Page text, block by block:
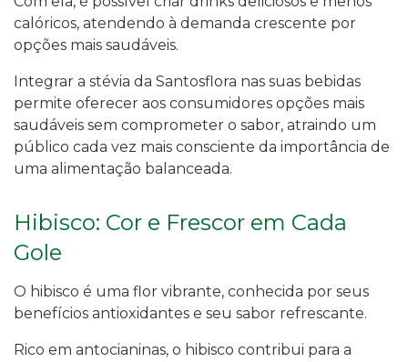
calóricos, atendendo à demanda crescente por
opções mais saudáveis.
Integrar a stévia da Santosflora nas suas bebidas
permite oferecer aos consumidores opções mais
saudáveis sem comprometer o sabor, atraindo um
público cada vez mais consciente da importância de
uma alimentação balanceada.
Hibisco: Cor e Frescor em Cada
Gole
O hibisco é uma flor vibrante, conhecida por seus
benefícios antioxidantes e seu sabor refrescante.
Rico em antocianinas, o hibisco contribui para a